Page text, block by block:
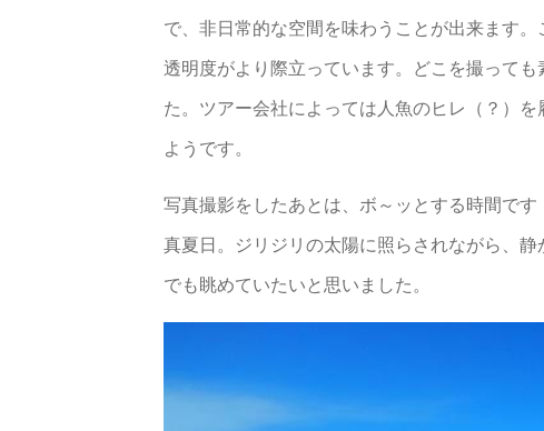
で、非日常的な空間を味わうことが出来ます
透明度がより際立っています。どこを撮って
た。ツアー会社によっては人魚のヒレ（？）
ようです。
写真撮影をしたあとは、ボ～ッとする時間で
真夏日。ジリジリの太陽に照らされながら、
でも眺めていたいと思いました。